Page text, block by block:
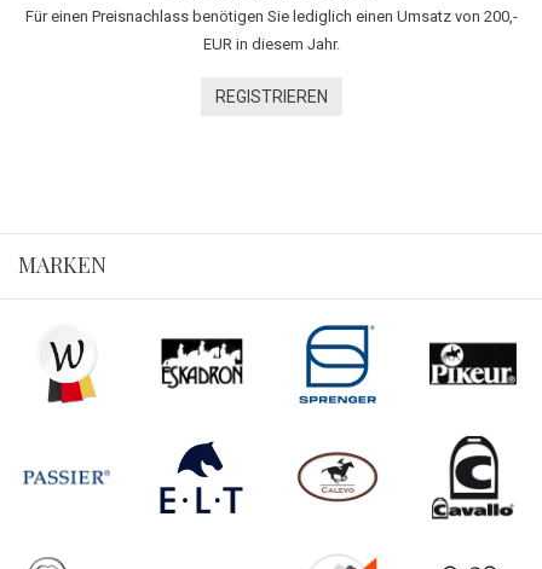
Für einen Preisnachlass benötigen Sie lediglich einen Umsatz von 200,-
EUR in diesem Jahr.
REGISTRIEREN
MARKEN